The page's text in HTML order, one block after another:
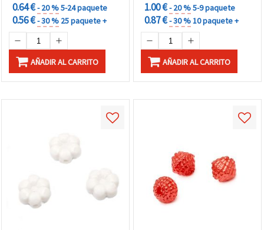
0.64 €- 20 %5-24 paquete
0.56 €- 30 % 25 paquete +
AÑADIR AL CARRITO
1.00 €- 20 %5-9 paquete
0.87 €- 30 %10 paquete +
AÑADIR AL CARRITO